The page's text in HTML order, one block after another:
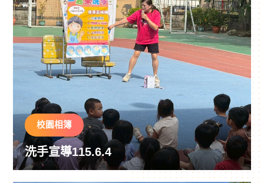
校園相簿
洗手宣導115.6.4